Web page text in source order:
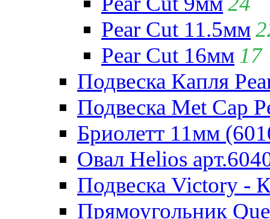
Pear Cut 11.5мм
Pear Cut 16мм 17
Подвеска Капля
Подвеска Met Cap
Бриолетт 11мм
Овал Helios
Подвеска Victory -
Прямоугольник